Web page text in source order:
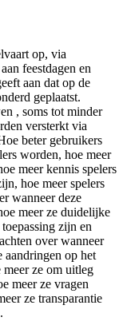
op, via
feestdagen en
aan dat op de
geplaatst.
, soms tot minder
versterkt via
beter gebruikers
worden, hoe meer
meer kennis spelers
hoe meer spelers
wanneer deze
meer ze duidelijke
zijn en
over wanneer
aandringen op het
meer ze om uitleg
meer ze vragen
ze transparantie